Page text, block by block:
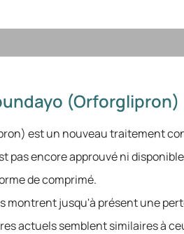
(Orforglipron)
est un nouveau traitement
pas encore approuvé ni
de comprimé.
montrent jusqu'à présent une
actuels semblent similaires à